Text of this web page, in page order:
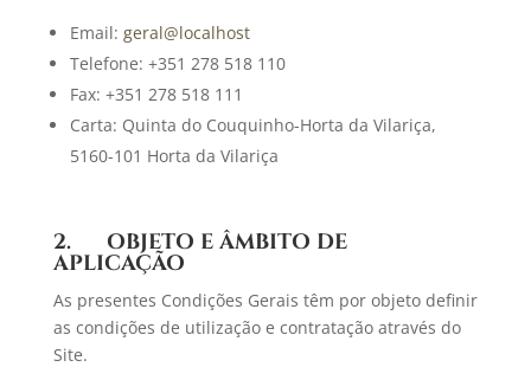
Email: geral@localhost
Telefone: +351 278 518 110
Fax: +351 278 518 111
Carta: Quinta do Couquinho-Horta da Vilariça,
5160-101 Horta da Vilariça
2. OBJETO E ÂMBITO DE
APLICAÇÃO
As presentes Condições Gerais têm por objeto definir
as condições de utilização e contratação através do
Site.